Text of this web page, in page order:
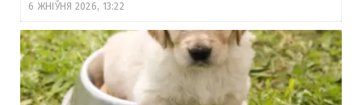
6 ЖНІЎНЯ 2026, 13:22